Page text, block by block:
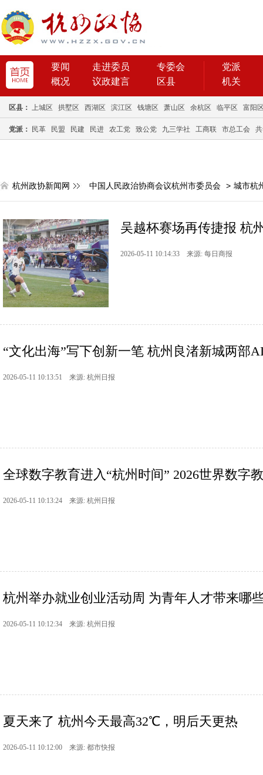
要闻 走进委员
专委会
概况
议政建言 区县
党派
机关
区县： 上城区 拱墅区 西湖区 滨江区 钱塘区 萧山区 余杭区 临平区 富阳
党派： 民革 民盟 民建 民进 农工党 致公党 九三学社 工商联 市总工会
杭州政协新闻网 中国人民政治协商会议杭州市委员会 > 城市杭
吴越杯赛场再传捷报 杭
2026-05-11 10:14:33 来源: 每日商报
“文化出海”写下创新一笔 杭州良渚新城两部
2026-05-11 10:13:51 来源: 杭州日报
全球数字教育进入“杭州时间” 2026世界数字
2026-05-11 10:13:24 来源: 杭州日报
杭州举办就业创业活动周 为青年人才带来哪
2026-05-11 10:12:34 来源: 杭州日报
夏天来了 杭州今天最高32℃，明后天更热
2026-05-11 10:12:00 来源: 都市快报